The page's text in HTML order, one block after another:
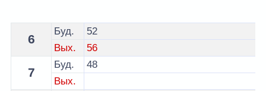
Расписание 30 автобуса Брест по остановке Красный
6
Буд.
52
Вых.
56
7
Буд.
48
Вых.